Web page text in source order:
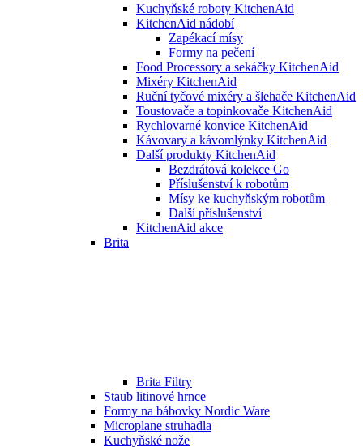
Kuchyňské roboty KitchenAid
KitchenAid nádobí
Zapékací mísy
Formy na pečení
Food Processory a sekáčky KitchenAid
Mixéry KitchenAid
Ruční tyčové mixéry a šlehače KitchenAid
Toustovače a topinkovače KitchenAid
Rychlovarné konvice KitchenAid
Kávovary a kávomlýnky KitchenAid
Další produkty KitchenAid
Bezdrátová kolekce Go
Příslušenství k robotům
Mísy ke kuchyňským robotům
Další příslušenství
KitchenAid akce
Brita
Brita Filtry
Staub litinové hrnce
Formy na bábovky Nordic Ware
Microplane struhadla
Kuchyňské nože